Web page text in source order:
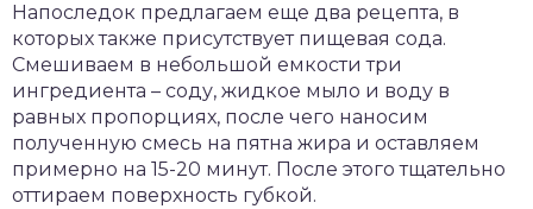
Напоследок предлагаем еще два рецепта, в
которых также присутствует пищевая сода.
Смешиваем в небольшой емкости три
ингредиента – соду, жидкое мыло и воду в
равных пропорциях, после чего наносим
полученную смесь на пятна жира и оставляем
примерно на 15-20 минут. После этого тщательно
оттираем поверхность губкой.